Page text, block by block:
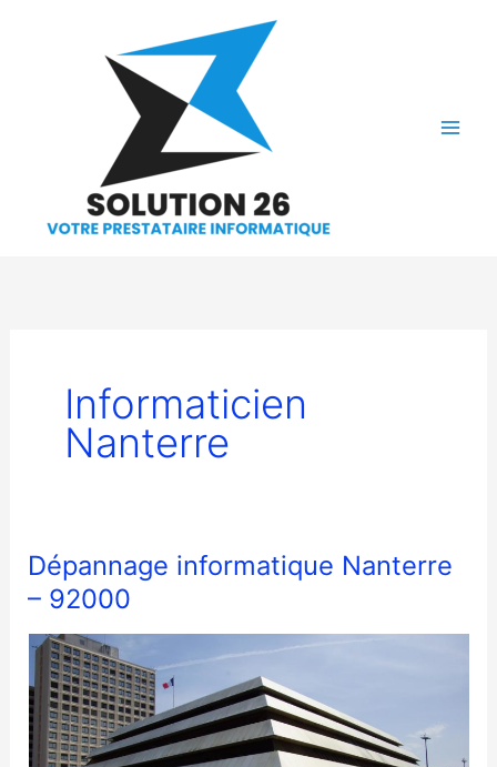
Informaticien
Nanterre
Dépannage informatique Nanterre
– 92000